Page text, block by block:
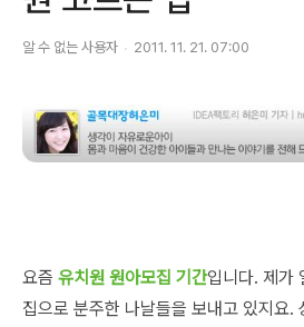
알 수 없는 사용자 2011. 11. 21. 07:00
요즘 유치원 원아모집 기간입니다. 제가
집으로 분주한 나날들을 보내고 있지요.